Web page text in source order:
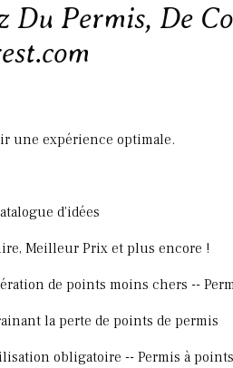
Du Permis, De
une expérience optimale.
d'idées
Meilleur Prix et plus encore !
de points moins chers --
la perte de points de permis
obligatoire -- Permis à points